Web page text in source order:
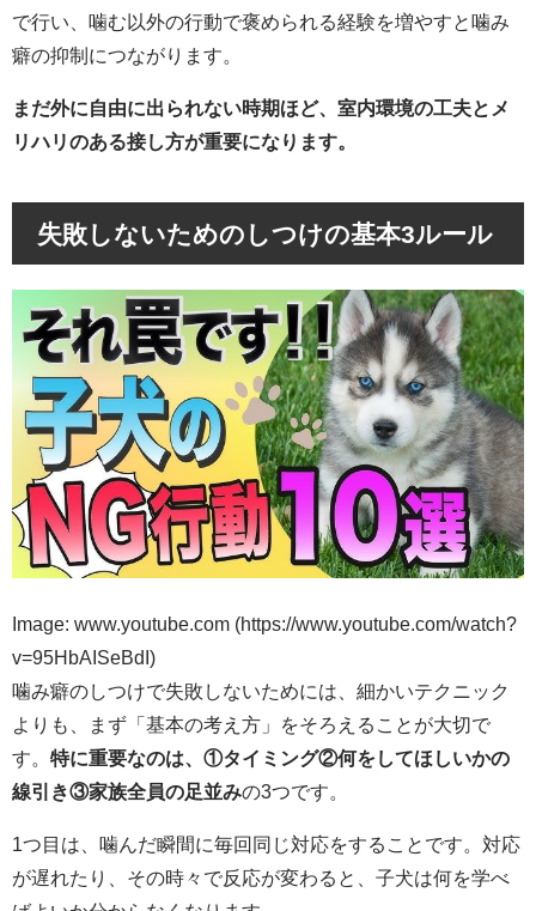
で行い、噛む以外の行動で褒められる経験を増やすと噛み
癖の抑制につながります。
まだ外に自由に出られない時期ほど、室内環境の工夫とメ
リハリのある接し方が重要になります。
失敗しないためのしつけの基本3ルール
Image: www.youtube.com (https://www.youtube.com/watch?
v=95HbAISeBdI)
噛み癖のしつけで失敗しないためには、細かいテクニック
よりも、まず「基本の考え方」をそろえることが大切で
す。 特に重要なのは、①タイミング②何をしてほしいかの
線引き③家族全員の足並みの3つです。
1つ目は、噛んだ瞬間に毎回同じ対応をすることです。対応
が遅れたり、その時々で反応が変わると、子犬は何を学べ